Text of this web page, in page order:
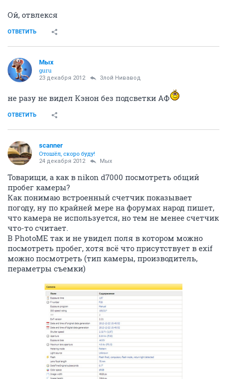
Ой, отвлекся
ОТВЕТИТЬ
Мых
guru
23 декабря 2012 Злой Нивавод
не разу не видел Кэнон без подсветки АФ
ОТВЕТИТЬ
scanner
Отошёл, скоро буду!
24 декабря 2012 Мых
Товарищи, а как в nikon d7000 посмотреть общий
пробег камеры?
Как понимаю встроенный счетчик показывает
погоду, ну по крайней мере на форумах народ пишет,
что камера не используется, но тем не менее счетчик
что-то считает.
В PhotoME так и не увидел поля в котором можно
посмотреть пробег, хотя всё что присутствует в exif
можно посмотреть (тип камеры, производитель,
пераметры съемки)